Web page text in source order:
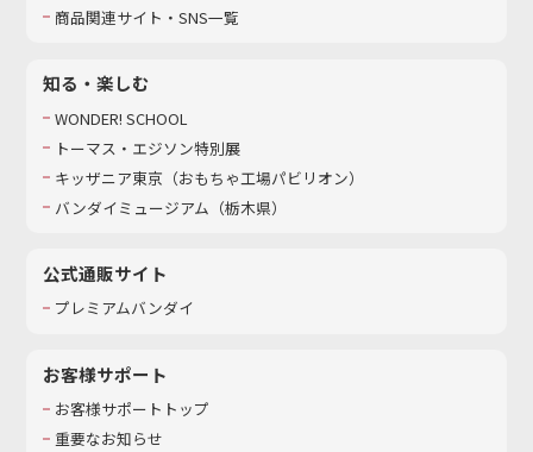
商品関連サイト・SNS一覧
知る・楽しむ
WONDER! SCHOOL
トーマス・エジソン特別展
キッザニア東京（おもちゃ工場パビリオン）​
バンダイミュージアム（栃木県）
公式通販サイト
プレミアムバンダイ
お客様サポート
お客様サポートトップ
重要なお知らせ